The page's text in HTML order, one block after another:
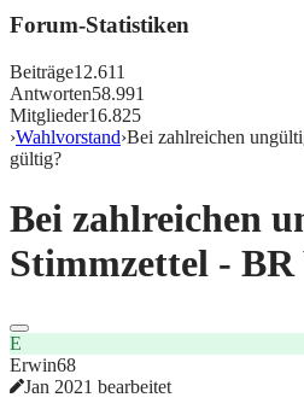
Forum-Statistiken
Beiträge12.611
Antworten58.991
Mitglieder16.825
›Wahlvorstand›Bei zahlreichen
gültig?
Bei zahlreichen
Stimmzettel -
E
Erwin68
Jan 2021 bearbeitet